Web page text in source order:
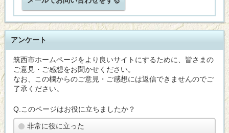
アンケート
筑西市ホームページをより良いサイトにするために、皆さまの
ご意見・ご感想をお聞かせください。
なお、この欄からのご意見・ご感想には返信できませんのでご
了承ください。
Q.このページはお役に立ちましたか？
非常に役に立った